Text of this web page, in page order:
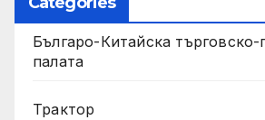
Българо-Китайска
палата
Трактор